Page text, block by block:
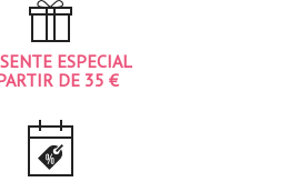
ESPECIAL
DE 35 €